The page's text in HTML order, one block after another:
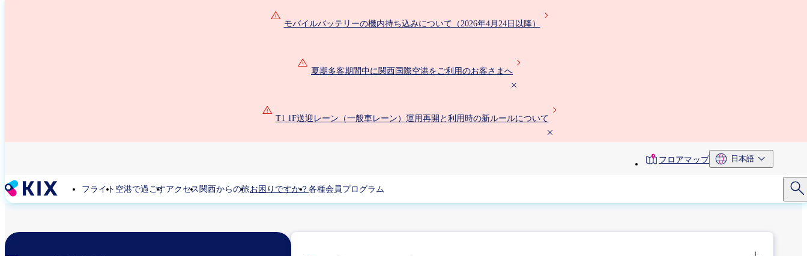
モバイルバッテリーの機内持ち込みについて（2026年4月24日以降）
夏期多客期間中に関西国際空港をご利用のお客さまへ
T1 1F送迎レーン（一般車レーン）運用再開と利用時の新ルールについて
toolbarフロアマップ 日本語
フライト 空港で過ごすアクセス 関西からの旅お困りですか？ 各種会員プログラム